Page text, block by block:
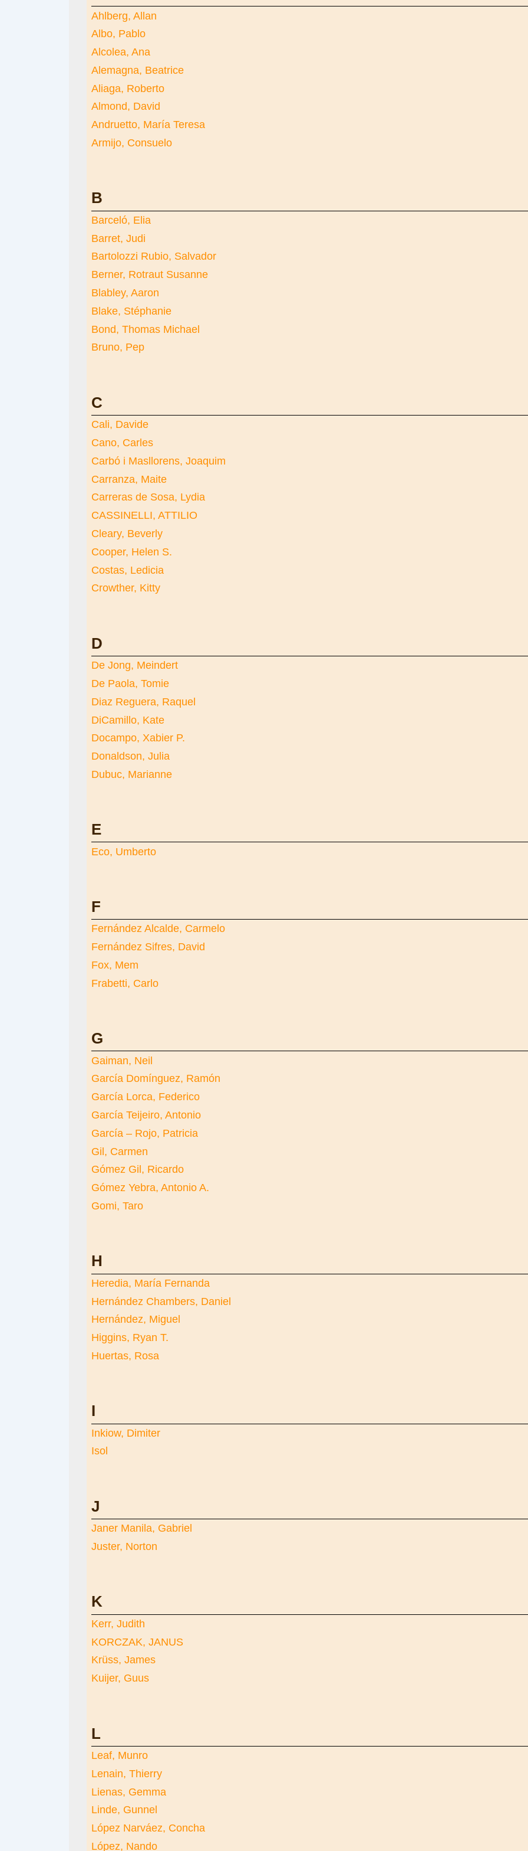
Ahlberg, Allan
Albo, Pablo
Alcolea, Ana
Alemagna, Beatrice
Aliaga, Roberto
Almond, David
Andruetto, María Teresa
Armijo, Consuelo
B
Barceló, Elia
Barret, Judi
Bartolozzi Rubio, Salvador
Berner, Rotraut Susanne
Blabley, Aaron
Blake, Stéphanie
Bond, Thomas Michael
Bruno, Pep
C
Cali, Davide
Cano, Carles
Carbó i Masllorens, Joaquim
Carranza, Maite
Carreras de Sosa, Lydia
CASSINELLI, ATTILIO
Cleary, Beverly
Cooper, Helen S.
Costas, Ledicia
Crowther, Kitty
D
De Jong, Meindert
De Paola, Tomie
Diaz Reguera, Raquel
DiCamillo, Kate
Docampo, Xabier P.
Donaldson, Julia
Dubuc, Marianne
E
Eco, Umberto
F
Fernández Alcalde, Carmelo
Fernández Sifres, David
Fox, Mem
Frabetti, Carlo
G
Gaiman, Neil
García Domínguez, Ramón
García Lorca, Federico
García Teijeiro, Antonio
García – Rojo, Patricia
Gil, Carmen
Gómez Gil, Ricardo
Gómez Yebra, Antonio A.
Gomi, Taro
H
Heredia, María Fernanda
Hernández Chambers, Daniel
Hernández, Miguel
Higgins, Ryan T.
Huertas, Rosa
I
Inkiow, Dimiter
Isol
J
Janer Manila, Gabriel
Juster, Norton
K
Kerr, Judith
KORCZAK, JANUS
Krüss, James
Kuijer, Guus
L
Leaf, Munro
Lenain, Thierry
Lienas, Gemma
Linde, Gunnel
López Narváez, Concha
López, Nando